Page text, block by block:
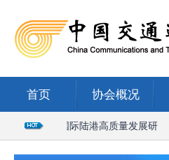
首页 协会概况
席石家庄国际陆港高质量发展研